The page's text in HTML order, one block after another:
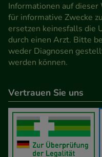
Informationen auf
für informative Zwecke
ersetzen keinesfalls die
durch einen Arzt. Bitte
weder Diagnosen
werden können.
Vertrauen Sie uns